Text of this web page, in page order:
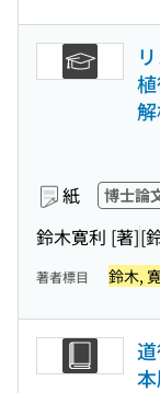
紙 博士論
鈴木寛利 [著][
著者標目 鈴木,